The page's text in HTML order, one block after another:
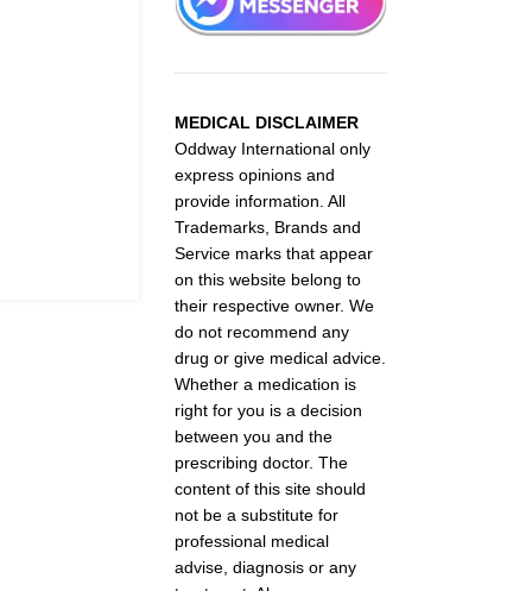
MEDICAL DISCLAIMER
Oddway International only
express opinions and
provide information. All
Trademarks, Brands and
Service marks that appear
on this website belong to
their respective owner. We
do not recommend any
drug or give medical advice.
Whether a medication is
right for you is a decision
between you and the
prescribing doctor. The
content of this site should
not be a substitute for
professional medical
advise, diagnosis or any